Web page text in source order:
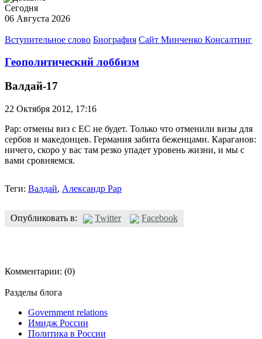
Сегодня
06 Августа 2026
Вступительное слово Биография Сайт Минченко Консалтинг
Геополитический лоббизм
Валдай-17
22 Октября 2012, 17:16
Рар: отмены виз с ЕС не будет. Только что отменили визы для
сербов и македонцев. Германия забита беженцами. Караганов:
ничего, скоро у вас там резко упадет уровень жизни, и мы с
вами сровняемся.
Теги: Валдай, Александр Рар
Опубликовать в: Twitter Facebook
Комментарии: (0)
Разделы блога
Government relations
Имидж России
Политика в России